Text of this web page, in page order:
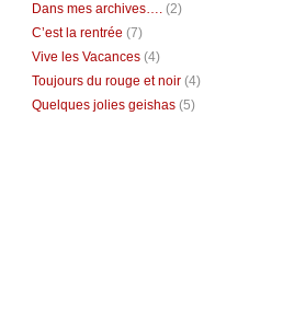
Dans mes archives…. (2)
C’est la rentrée (7)
Vive les Vacances (4)
Toujours du rouge et noir (4)
Quelques jolies geishas (5)